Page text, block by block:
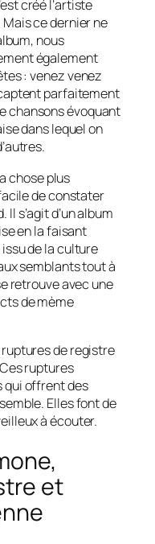
créé l’artiste
ce dernier ne
nous
également
:venez venez
parfaitement
chansons évoquant
dans lequel on
chose plus
de constater
. Il s’agit d’un album
en la faisant
de la culture
semblants tout à
retrouve avec une
de mème
de registre
ruptures
qui offrent des
Elles font de
à écouter.
et